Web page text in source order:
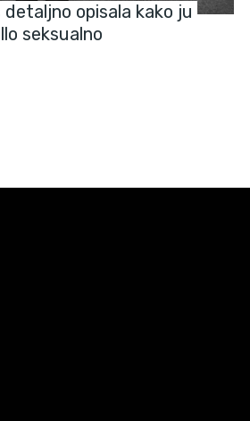
detaljno opisala kako ju
seksualno